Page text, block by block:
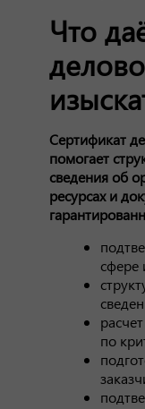
Что
Сертификат
помогает
сведения об
ресурсах и
сфере
по